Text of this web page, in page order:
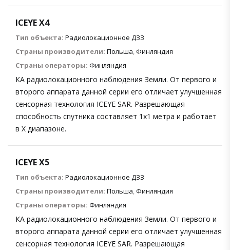
ICEYE X4
Тип объекта: Радиолокационное ДЗЗ
Страны производители: Польша,Финляндия
Страны операторы: Финляндия
КА радиолокационного наблюдения Земли. От первого и
второго аппарата данной серии его отличает улучшенная
сенсорная технология ICEYE SAR. Разрешающая
способность спутника составляет 1х1 метра и работает
в X диапазоне.
ICEYE X5
Тип объекта: Радиолокационное ДЗЗ
Страны производители: Польша,Финляндия
Страны операторы: Финляндия
КА радиолокационного наблюдения Земли. От первого и
второго аппарата данной серии его отличает улучшенная
сенсорная технология ICEYE SAR. Разрешающая